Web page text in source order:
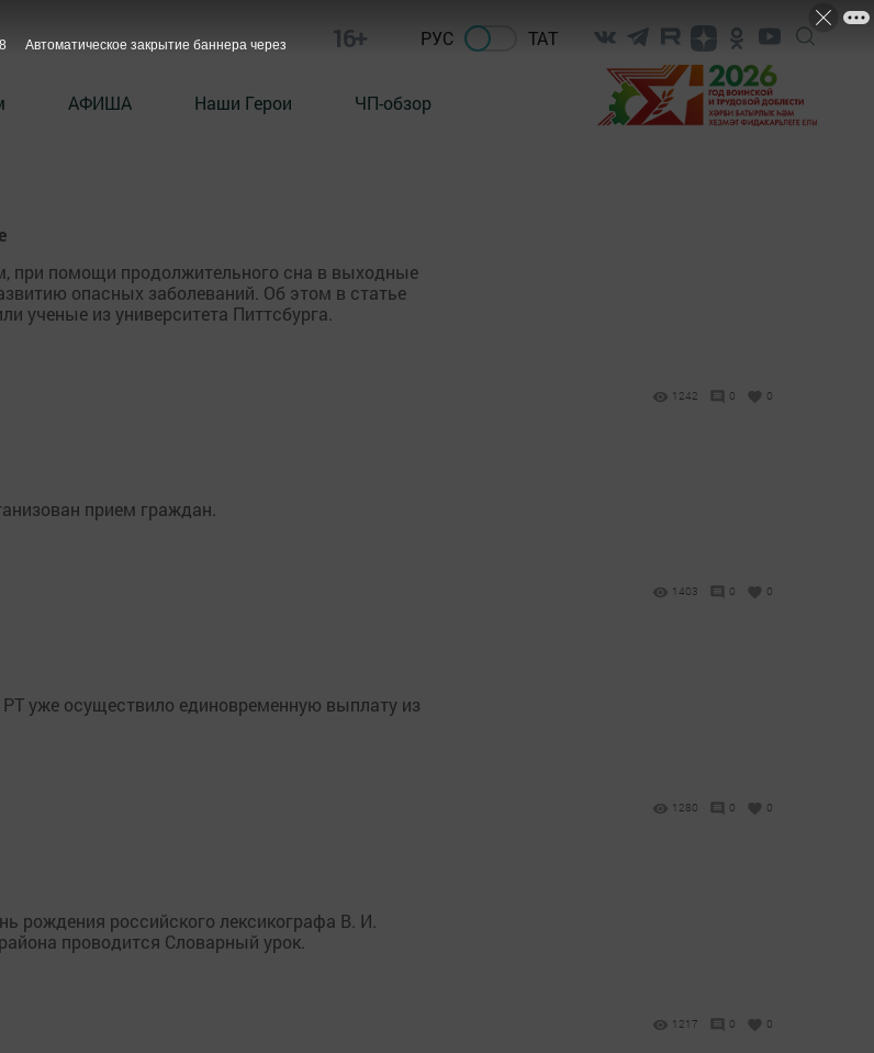
16+ РУС ТАТ
АФИША Наши Герои ЧП-обзор
при помощи продолжительного сна в выходные
опасных заболеваний. Об этом в статье
ученые из университета Питтсбурга.
1242 0 0
прием граждан.
1403 0 0
уже осуществило единовременную выплату из
1280 0 0
рождения российского лексикографа В. И.
проводится Словарный урок.
1217 0 0
7 Автоматическое закрытие баннера через